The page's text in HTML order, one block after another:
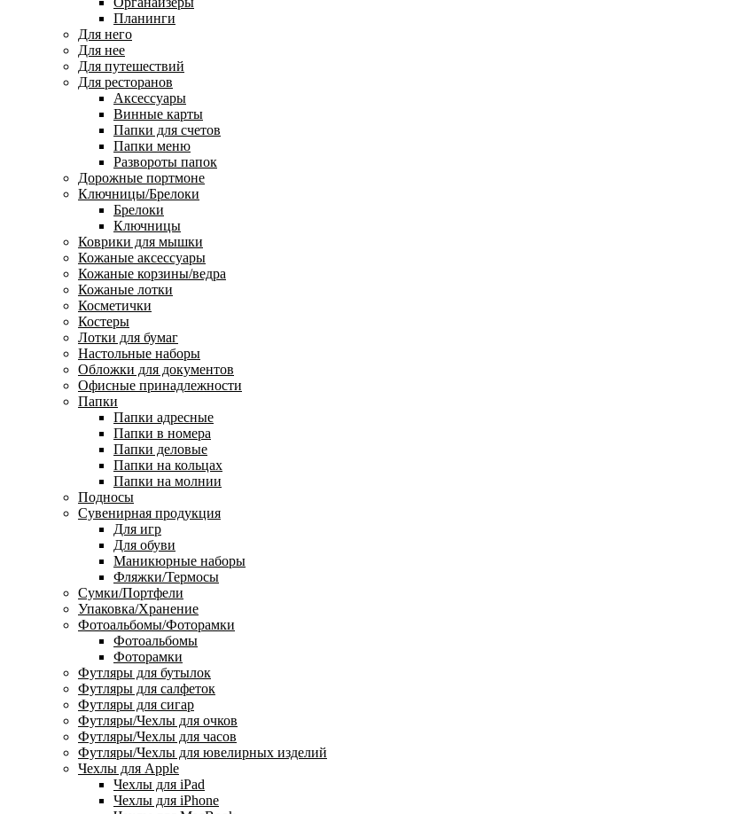
Планинги
Для него
Для нее
Для путешествий
Для ресторанов
Аксессуары
Винные карты
Папки для счетов
Папки меню
Развороты папок
Дорожные портмоне
Ключницы/Брелоки
Брелоки
Ключницы
Коврики для мышки
Кожаные аксессуары
Кожаные корзины/ведра
Кожаные лотки
Косметички
Костеры
Лотки для бумаг
Настольные наборы
Обложки для документов
Офисные принадлежности
Папки
Папки адресные
Папки в номера
Папки деловые
Папки на кольцах
Папки на молнии
Подносы
Сувенирная продукция
Для игр
Для обуви
Маникюрные наборы
Фляжки/Термосы
Сумки/Портфели
Упаковка/Хранение
Фотоальбомы/Фоторамки
Фотоальбомы
Фоторамки
Футляры для бутылок
Футляры для салфеток
Футляры для сигар
Футляры/Чехлы для очков
Футляры/Чехлы для часов
Футляры/Чехлы для ювелирных изделий
Чехлы для Apple
Чехлы для iPad
Чехлы для iPhone